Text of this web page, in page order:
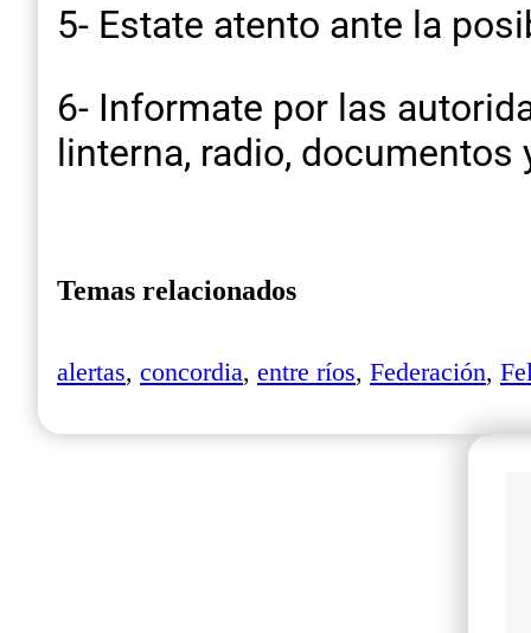
5- Estate atento ante la
6- Informate por las
linterna, radio, documentos
Temas relacionados
alertas, concordia, entre ríos, Federación,